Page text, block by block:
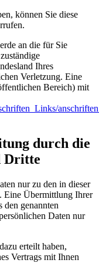
können Sie diese
an die für Sie
Ihres
Verletzung. Eine
Bereich) mit
durch die
Dritte
nur zu den in dieser
Eine Übermittlung Ihrer
den genannten
Daten nur
erteilt haben,
Vertrags mit Ihnen